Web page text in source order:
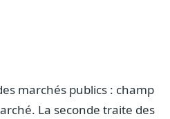
marchés publics : champ
La seconde traite des